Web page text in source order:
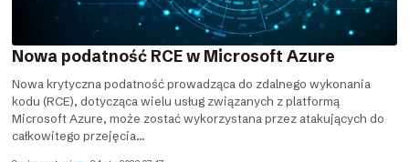
Nowa podatność RCE w Microsoft Azure
Nowa krytyczna podatność prowadząca do zdalnego wykonania
kodu (RCE), dotycząca wielu usług związanych z platformą
Microsoft Azure, może zostać wykorzystana przez atakujących do
całkowitego przejęcia...